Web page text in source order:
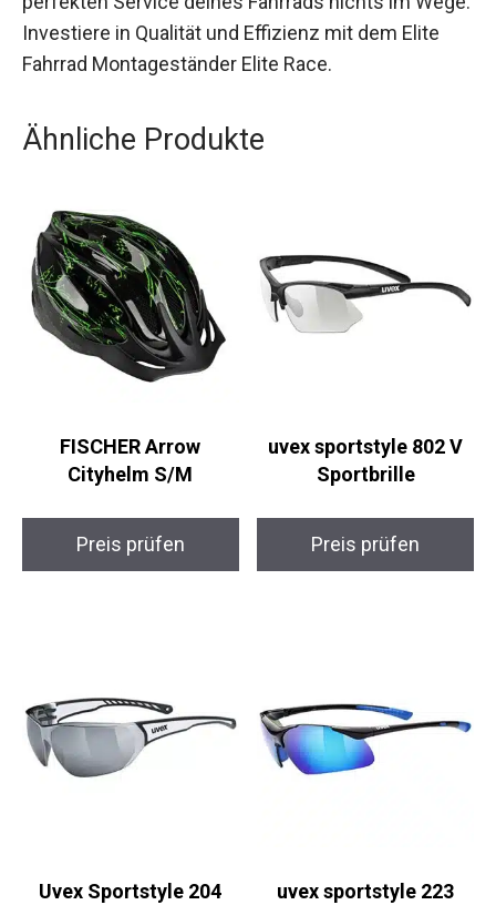
Handhabung steht dem perfekten Service deines
Fahrrads nichts im Wege. Investiere in Qualität
und Effizienz mit dem Elite Fahrrad
FISCHER Arrow
uvex sportstyle 802 V